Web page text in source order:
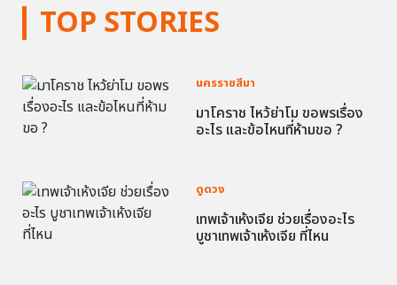
TOP STORIES
นครราชสีมา
มาโคราช ไหว้ย่าโม ขอพรเรื่อง
อะไร และข้อไหนที่ห้ามขอ ?
ดูดวง
เทพเจ้าเห้งเจีย ช่วยเรื่องอะไร
บูชาเทพเจ้าเห้งเจีย ที่ไหน